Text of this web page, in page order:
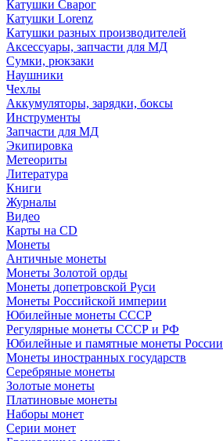
Катушки Сварог
Катушки Lorenz
Катушки разных производителей
Аксессуары, запчасти для МД
Сумки, рюкзаки
Наушники
Чехлы
Аккумуляторы, зарядки, боксы
Инструменты
Запчасти для МД
Экипировка
Метеориты
Литература
Книги
Журналы
Видео
Карты на CD
Монеты
Античные монеты
Монеты Золотой орды
Монеты допетровской Руси
Монеты Российской империи
Юбилейные монеты СССР
Регулярные монеты СССР и РФ
Юбилейные и памятные монеты России
Монеты иностранных государств
Серебряные монеты
Золотые монеты
Платиновые монеты
Наборы монет
Серии монет